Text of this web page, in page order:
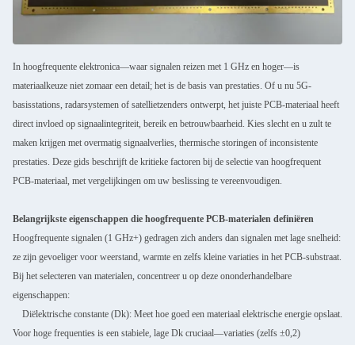
In hoogfrequente elektronica—waar signalen reizen met 1 GHz en hoger—is
materiaalkeuze niet zomaar een detail; het is de basis van prestaties. Of u nu 5G-
basisstations, radarsystemen of satellietzenders ontwerpt, het juiste PCB-materiaal heeft
direct invloed op signaalintegriteit, bereik en betrouwbaarheid. Kies slecht en u zult te
maken krijgen met overmatig signaalverlies, thermische storingen of inconsistente
prestaties. Deze gids beschrijft de kritieke factoren bij de selectie van hoogfrequent
PCB-materiaal, met vergelijkingen om uw beslissing te vereenvoudigen.
Belangrijkste eigenschappen die hoogfrequente PCB-materialen definiëren
Hoogfrequente signalen (1 GHz+) gedragen zich anders dan signalen met lage snelheid:
ze zijn gevoeliger voor weerstand, warmte en zelfs kleine variaties in het PCB-substraat.
Bij het selecteren van materialen, concentreer u op deze ononderhandelbare
eigenschappen:
Diëlektrische constante (Dk): Meet hoe goed een materiaal elektrische energie opslaat.
Voor hoge frequenties is een stabiele, lage Dk cruciaal—variaties (zelfs ±0,2)